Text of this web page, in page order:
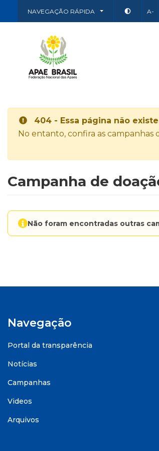
NAVEGAÇÃO RÁPIDA A-
404 - Essa página não
No entanto, confira as campanhas
Campanha de
Não foram encontradas outras
Navegação
Portal da transparência
Notícias
Campanhas
Videos
Arquivos